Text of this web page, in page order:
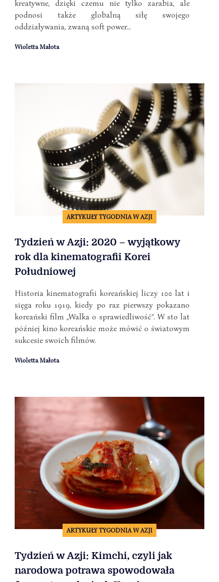
kreatywne, dzięki czemu nie tylko zarabia, ale
podnosi także globalną siłę swojego
oddziaływania, zwaną soft power...
Wioletta Małota
ARTYKUŁY TYGODNIA W AZJI
Tydzień w Azji: 2020 – wyjątkowy
rok dla kinematografii Korei
Południowej
Historia kinematografii koreańskiej liczy 100 lat i
sięga roku 1919, kiedy po raz pierwszy pokazano
koreański film „Walka o sprawiedliwość”. W sto lat
później kino koreańskie może mówić o światowym
sukcesie swoich filmów.
Wioletta Małota
ARTYKUŁY TYGODNIA W AZJI
Tydzień w Azji: Kimchi, czyli jak
narodowa potrawa spowodowała